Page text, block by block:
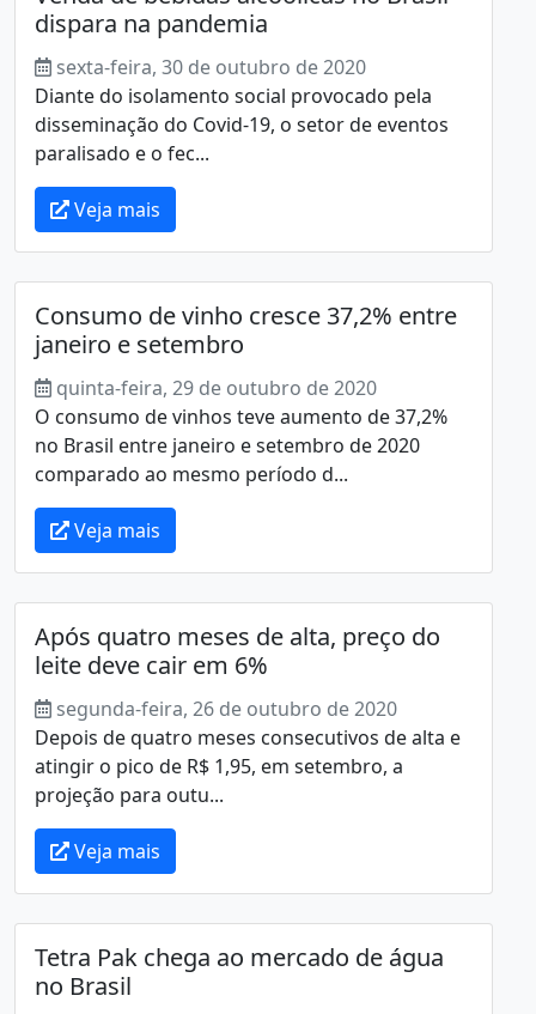
dispara na pandemia
sexta-feira, 30 de outubro de 2020
Diante do isolamento social provocado pela
disseminação do Covid-19, o setor de eventos
paralisado e o fec...
Veja mais
Consumo de vinho cresce 37,2% entre
janeiro e setembro
quinta-feira, 29 de outubro de 2020
O consumo de vinhos teve aumento de 37,2%
no Brasil entre janeiro e setembro de 2020
comparado ao mesmo período d...
Veja mais
Após quatro meses de alta, preço do
leite deve cair em 6%
segunda-feira, 26 de outubro de 2020
Depois de quatro meses consecutivos de alta e
atingir o pico de R$ 1,95, em setembro, a
projeção para outu...
Veja mais
Tetra Pak chega ao mercado de água
no Brasil